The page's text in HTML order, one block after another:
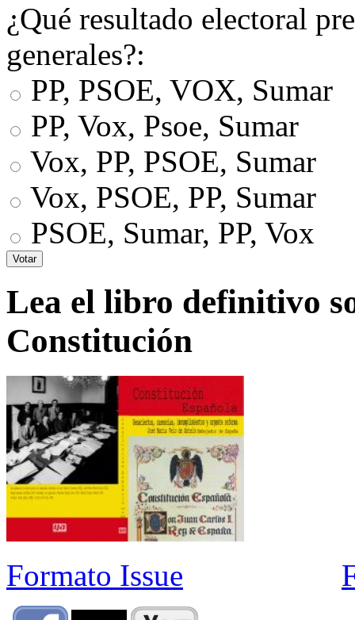
¿Qué resultado electoral
generales?:
PP, PSOE, VOX, Sumar
PP, Vox, Psoe, Sumar
Vox, PP, PSOE, Sumar
Vox, PSOE, PP, Sumar
PSOE, Sumar, PP, Vox
Lea el libro definitivo
Constitución
Formato Issue